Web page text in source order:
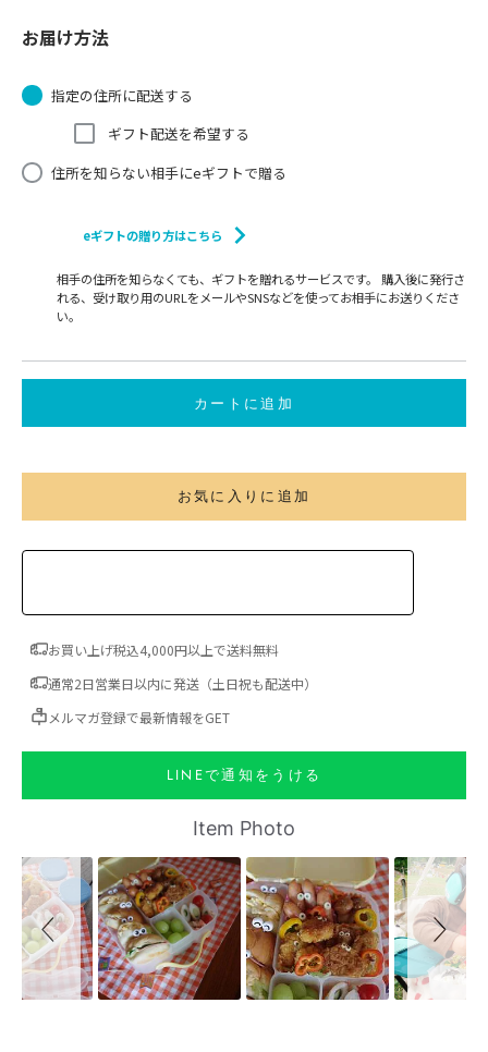
お届け方法
指定の住所に配送する
ギフト配送を希望する
住所を知らない相手にeギフトで贈る
eギフトの贈り方はこちら
相手の住所を知らなくても、ギフトを贈れるサービスです。 購入後に発行さ
れる、受け取り用のURLをメールやSNSなどを使ってお相手にお送りくださ
い。
カートに追加
お気に入りに追加
お買い上げ税込4,000円以上で送料無料
通常2日営業日以内に発送（土日祝も配送中）
メルマガ登録で最新情報をGET
LINEで通知をうける
Item Photo